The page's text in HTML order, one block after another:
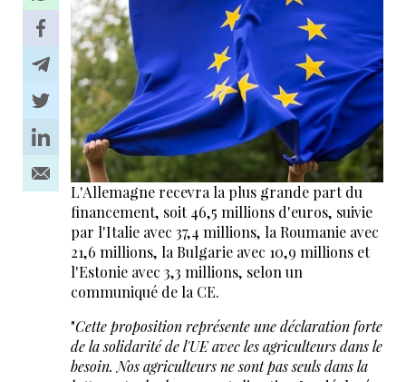
L'Allemagne recevra la plus grande part du
financement, soit 46,5 millions d'euros, suivie
par l'Italie avec 37,4 millions, la Roumanie avec
21,6 millions, la Bulgarie avec 10,9 millions et
l'Estonie avec 3,3 millions, selon un
communiqué de la CE.
"Cette proposition représente une déclaration forte
de la solidarité de l'UE avec les agriculteurs dans le
besoin. Nos agriculteurs ne sont pas seuls dans la